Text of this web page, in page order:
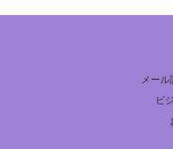
メー
ビ